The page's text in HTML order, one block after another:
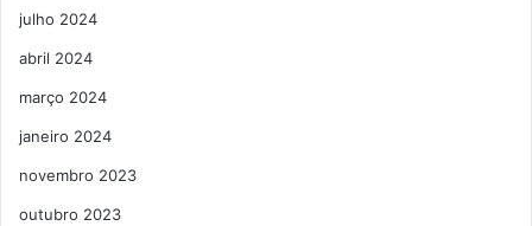
julho 2024
abril 2024
março 2024
janeiro 2024
novembro 2023
outubro 2023